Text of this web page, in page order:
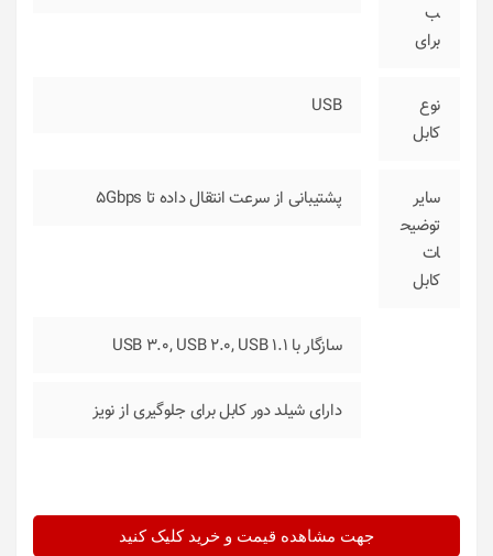
ب
برای
نوع
کابل
USB
سایر
توضیح
ات
کابل
پشتیبانی از سرعت انتقال داده تا 5Gbps
سازگار با USB 3.0, USB 2.0, USB 1.1
دارای شیلد دور کابل برای جلوگیری از نویز
جهت مشاهده قیمت و خرید کلیک کنید